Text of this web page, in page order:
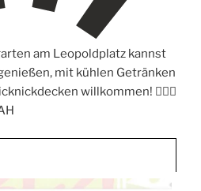
am Leopoldplatz kannst
mit kühlen Getränken
willkommen! 🧖🏼‍♀️